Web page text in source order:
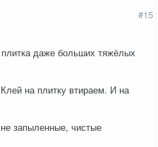
#15
даже больших тяжёлых
на плитку втираем. И на
запыленные, чистые